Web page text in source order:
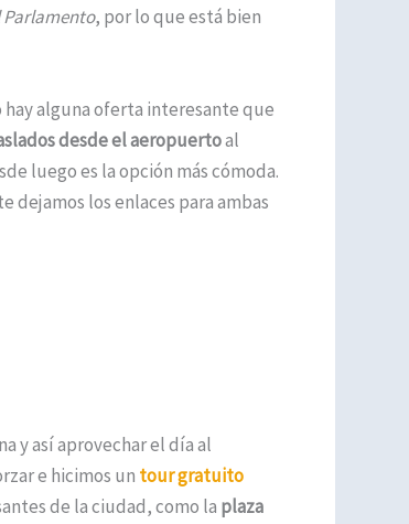
Parlamento, por lo que está bien
hay alguna oferta interesante que
desde el aeropuertoal
luego es la opción más cómoda.
dejamos los enlaces para ambas
y así aprovechar el día al
e hicimos un tour gratuito
de la ciudad, como la plaza